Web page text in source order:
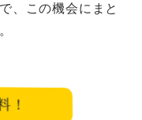
、この機会にまと
！